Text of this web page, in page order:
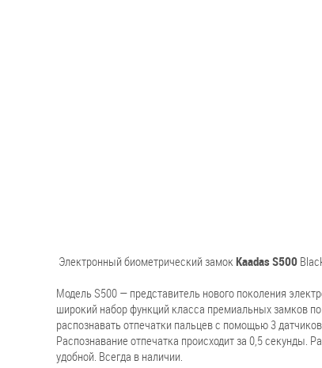
Электронный биометрический замокKaadas S500
Модель S500 — представитель нового поколения
широкий набор функций класса премиальных замков
распознавать отпечатки пальцев с помощью 3
Распознавание отпечатка происходит за 0,5 секунды.
удобной. Всегда в наличии.